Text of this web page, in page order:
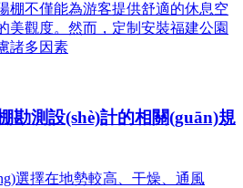
棚不僅能為游客提供舒適的休息空
的美觀度。然而，定制安裝福建公園
諸多因素
勘測設(shè)計的相關(guān)規
在地勢較高、干燥、通風